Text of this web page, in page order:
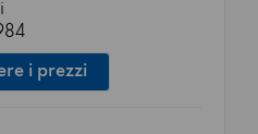
i prezzi